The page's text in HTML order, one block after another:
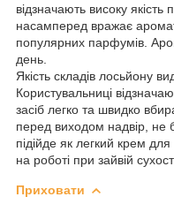
відзначають високу якість
насамперед вражає
популярних парфумів.
день.
Якість складів лосьйону
Користувальниці
засіб легко та швидко
перед виходом надвір, не
підійде як легкий крем
на роботі при зайвій
Приховати